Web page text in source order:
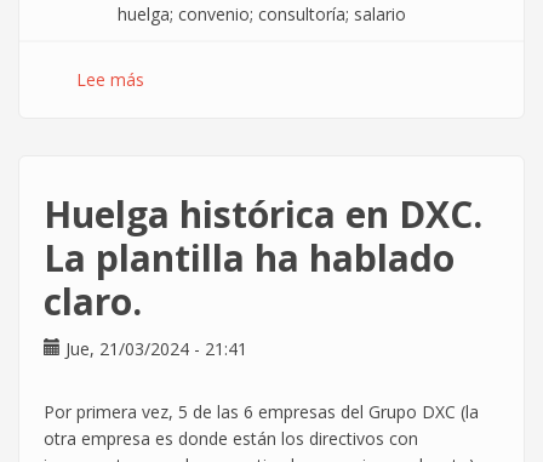
huelga; convenio; consultoría; salario
Lee más
de
la
plantilla,
la
Huelga histórica en DXC.
La plantilla ha hablado
claro.
Jue, 21/03/2024 - 21:41
Por primera vez, 5 de las 6 empresas del Grupo DXC (la
otra empresa es donde están los directivos con